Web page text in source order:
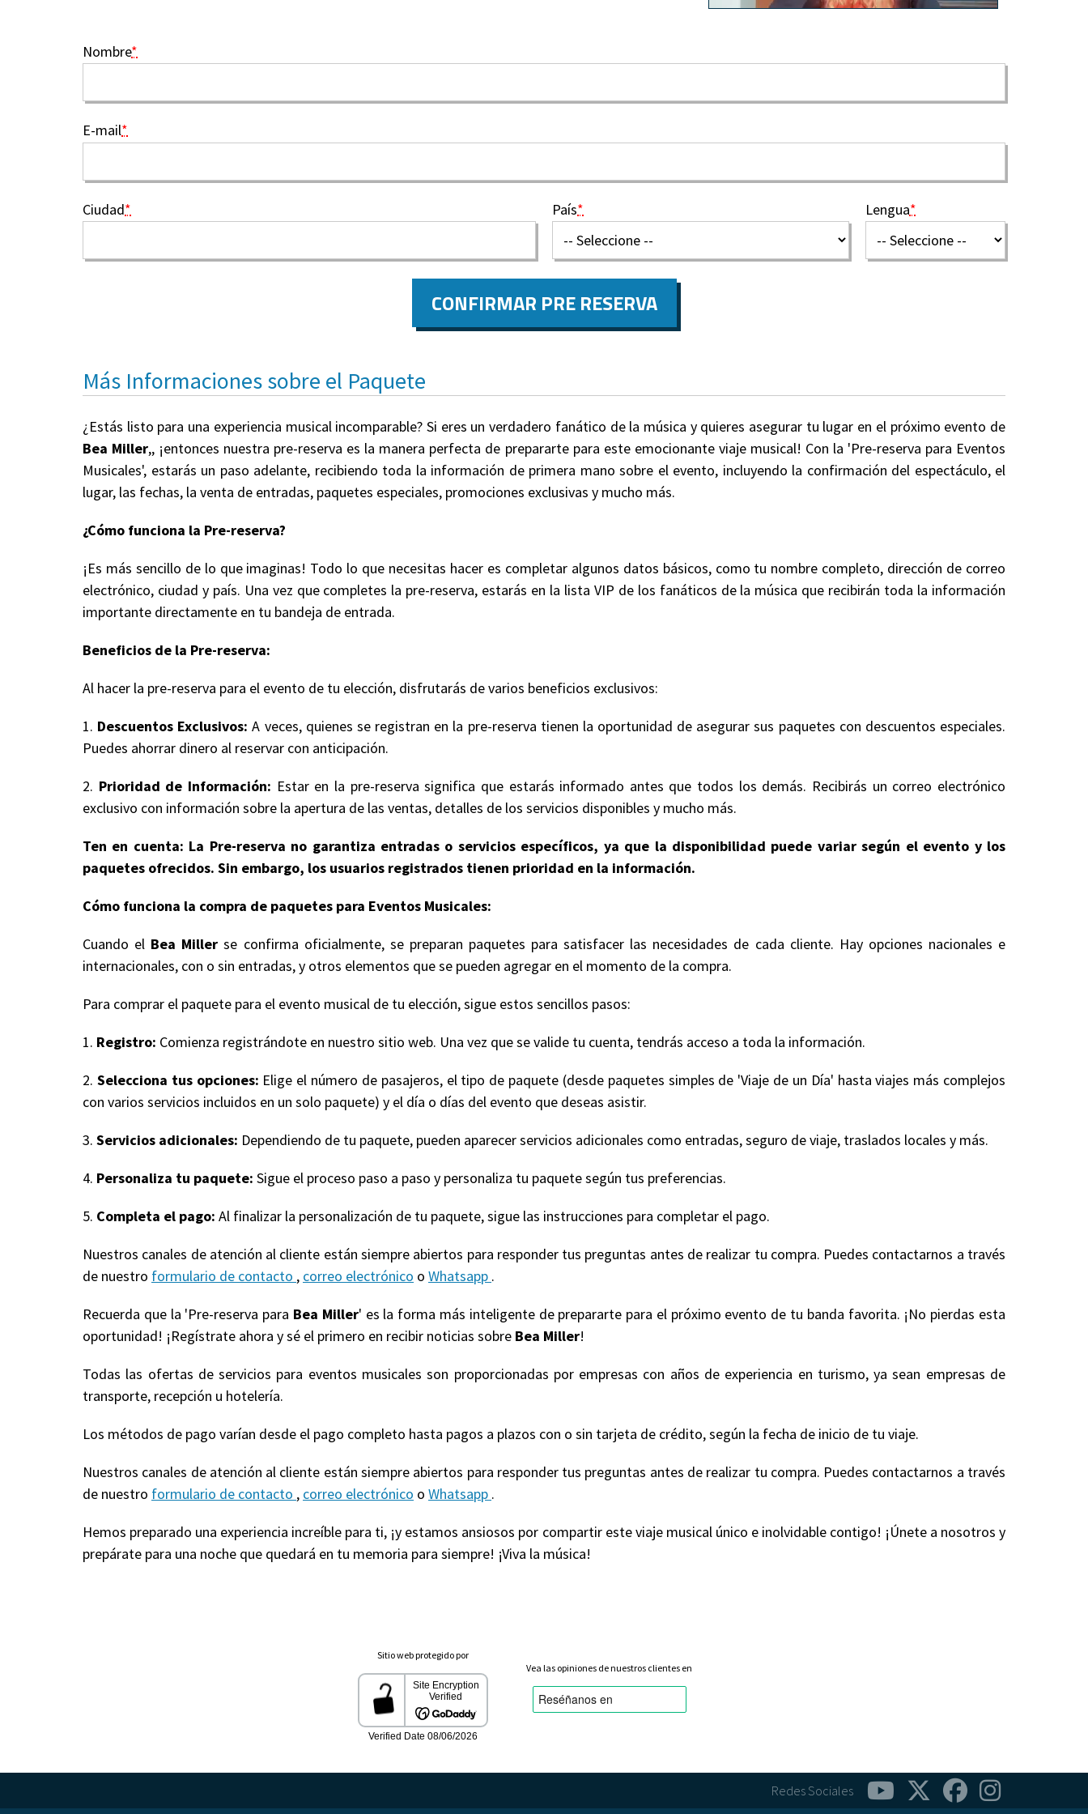
Nombre*
E-mail*
Ciudad* País* Lengua*
CONFIRMAR PRE RESERVA
Más Informaciones sobre el Paquete
¿Estás listo para una experiencia musical incomparable? Si eres un verdadero fanático de la música y quieres asegurar tu lugar en el próximo evento de
Bea Miller,, ¡entonces nuestra pre-reserva es la manera perfecta de prepararte para este emocionante viaje musical! Con la 'Pre-reserva para Eventos
Musicales', estarás un paso adelante, recibiendo toda la información de primera mano sobre el evento, incluyendo la confirmación del espectáculo, el
lugar, las fechas, la venta de entradas, paquetes especiales, promociones exclusivas y mucho más.
¿Cómo funciona la Pre-reserva?
¡Es más sencillo de lo que imaginas! Todo lo que necesitas hacer es completar algunos datos básicos, como tu nombre completo, dirección de correo
electrónico, ciudad y país. Una vez que completes la pre-reserva, estarás en la lista VIP de los fanáticos de la música que recibirán toda la información
importante directamente en tu bandeja de entrada.
Beneficios de la Pre-reserva:
Al hacer la pre-reserva para el evento de tu elección, disfrutarás de varios beneficios exclusivos:
1. Descuentos Exclusivos: A veces, quienes se registran en la pre-reserva tienen la oportunidad de asegurar sus paquetes con descuentos especiales.
Puedes ahorrar dinero al reservar con anticipación.
2. Prioridad de Información: Estar en la pre-reserva significa que estarás informado antes que todos los demás. Recibirás un correo electrónico
exclusivo con información sobre la apertura de las ventas, detalles de los servicios disponibles y mucho más.
Ten en cuenta: La Pre-reserva no garantiza entradas o servicios específicos, ya que la disponibilidad puede variar según el evento y los
paquetes ofrecidos. Sin embargo, los usuarios registrados tienen prioridad en la información.
Cómo funciona la compra de paquetes para Eventos Musicales:
Cuando el Bea Miller se confirma oficialmente, se preparan paquetes para satisfacer las necesidades de cada cliente. Hay opciones nacionales e
internacionales, con o sin entradas, y otros elementos que se pueden agregar en el momento de la compra.
Para comprar el paquete para el evento musical de tu elección, sigue estos sencillos pasos:
1. Registro: Comienza registrándote en nuestro sitio web. Una vez que se valide tu cuenta, tendrás acceso a toda la información.
2. Selecciona tus opciones: Elige el número de pasajeros, el tipo de paquete (desde paquetes simples de 'Viaje de un Día' hasta viajes más complejos
con varios servicios incluidos en un solo paquete) y el día o días del evento que deseas asistir.
3. Servicios adicionales: Dependiendo de tu paquete, pueden aparecer servicios adicionales como entradas, seguro de viaje, traslados locales y más.
4. Personaliza tu paquete: Sigue el proceso paso a paso y personaliza tu paquete según tus preferencias.
5. Completa el pago: Al finalizar la personalización de tu paquete, sigue las instrucciones para completar el pago.
Nuestros canales de atención al cliente están siempre abiertos para responder tus preguntas antes de realizar tu compra. Puedes contactarnos a través
de nuestro formulario de contacto , correo electrónico o Whatsapp .
Recuerda que la 'Pre-reserva para Bea Miller' es la forma más inteligente de prepararte para el próximo evento de tu banda favorita. ¡No pierdas esta
oportunidad! ¡Regístrate ahora y sé el primero en recibir noticias sobre Bea Miller!
Todas las ofertas de servicios para eventos musicales son proporcionadas por empresas con años de experiencia en turismo, ya sean empresas de
transporte, recepción u hotelería.
Los métodos de pago varían desde el pago completo hasta pagos a plazos con o sin tarjeta de crédito, según la fecha de inicio de tu viaje.
Nuestros canales de atención al cliente están siempre abiertos para responder tus preguntas antes de realizar tu compra. Puedes contactarnos a través
de nuestro formulario de contacto , correo electrónico o Whatsapp .
Hemos preparado una experiencia increíble para ti, ¡y estamos ansiosos por compartir este viaje musical único e inolvidable contigo! ¡Únete a nosotros y
prepárate para una noche que quedará en tu memoria para siempre! ¡Viva la música!
Sitio web protegido por
Vea las opiniones de nuestros clientes en
Redes Sociales